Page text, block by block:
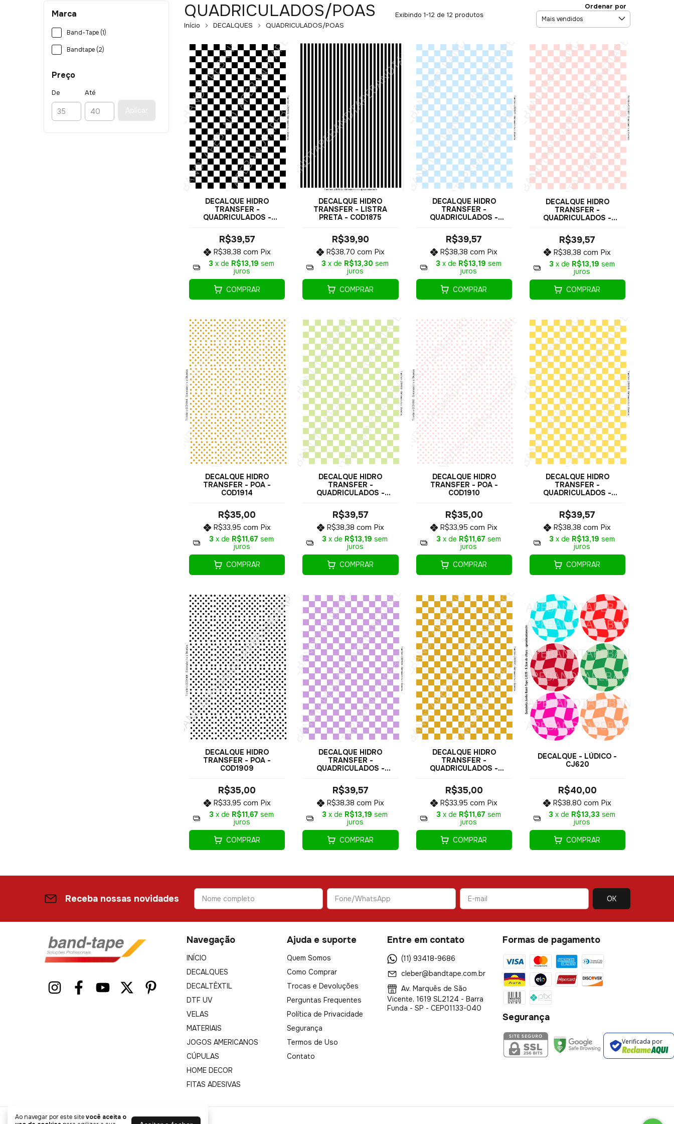
Ao navegar por este sitevocê aceita o
Marca
Band-Tape (1)
Bandtape (2)
Preço
De Até
Aplicar
QUADRICULADOS/POAS
Início DECALQUES QUADRICULADOS/POAS
Exibindo 1-12 de 12 produtos
Ordenar por
DECALQUE HIDRO
TRANSFER -
QUADRICULADOS -
R$39,57
R$38,38 com Pix
3 x de R$13,19 sem
juros
COMPRAR
DECALQUE HIDRO
TRANSFER - LISTRA
PRETA - COD1875
R$39,90
R$38,70 com Pix
3 x de R$13,30 sem
juros
COMPRAR
DECALQUE HIDRO
TRANSFER -
QUADRICULADOS -
R$39,57
R$38,38com Pix
3 x de R$13,19 sem
juros
COMPRAR
DECALQUE HIDRO
TRANSFER -
QUADRICULADOS -
R$39,57
R$38,38com Pix
3 x de R$13,19 sem
juros
COMPRAR
DECALQUE HIDRO
TRANSFER - POA -
COD1914
R$35,00
R$33,95 com Pix
3 x de R$11,67 sem
juros
COMPRAR
DECALQUE HIDRO
TRANSFER -
QUADRICULADOS -
R$39,57
R$38,38 com Pix
3 x de R$13,19 sem
juros
COMPRAR
DECALQUE HIDRO
TRANSFER - POA -
COD1910
R$35,00
R$33,95com Pix
3 x de R$11,67 sem
juros
COMPRAR
DECALQUE HIDRO
TRANSFER -
QUADRICULADOS -
R$39,57
R$38,38com Pix
3 x de R$13,19 sem
juros
COMPRAR
DECALQUE HIDRO
TRANSFER - POA -
COD1909
R$35,00
R$33,95 com Pix
3 x de R$11,67 sem
juros
COMPRAR
DECALQUE HIDRO
TRANSFER -
QUADRICULADOS -
R$39,57
R$38,38 com Pix
3 x de R$13,19 sem
juros
COMPRAR
DECALQUE HIDRO
TRANSFER -
QUADRICULADOS -
R$35,00
R$33,95com Pix
3 x de R$11,67 sem
juros
COMPRAR
DECALQUE - LÚDICO -
CJ620
R$40,00
R$38,80com Pix
3 x de R$13,33 sem
juros
COMPRAR
Receba nossas novidades
Navegação
INÍCIO
DECALQUES
DECALTÊXTIL
DTF UV
VELAS
MATERIAIS
JOGOS AMERICANOS
CÚPULAS
HOME DECOR
FITAS ADESIVAS
Ajuda e suporte
Quem Somos
Como Comprar
Trocas e Devoluções
Perguntas Frequentes
Política de Privacidade
Segurança
Termos de Uso
Contato
Entre em contato
(11) 93418-9686
cleber@bandtape.com.br
Av. Marquês de São
Vicente, 1619 SL2124 - Barra
Funda - SP - CEP01133-040
Formas de pagamento
Segurança
Verificada por